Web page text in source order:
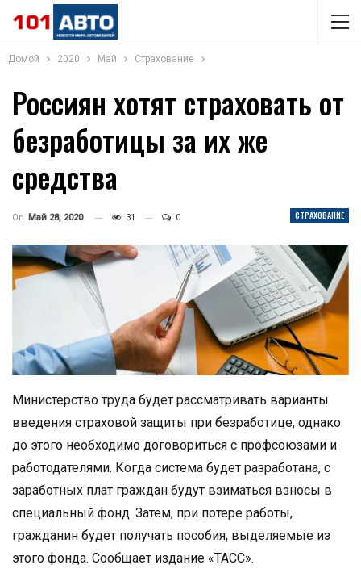
Домой 2020 Май Страхование
Россиян хотят страховать от
безработицы за их же
средства
СТРАХОВАНИЕ
On Май 28, 2020 31 0
Министерство труда будет рассматривать варианты
введения страховой защиты при безработице, однако
до этого необходимо договориться с профсоюзами и
работодателями. Когда система будет разработана, с
заработных плат граждан будут взиматься взносы в
специальный фонд. Затем, при потере работы,
гражданин будет получать пособия, выделяемые из
этого фонда. Сообщает издание «ТАСС».